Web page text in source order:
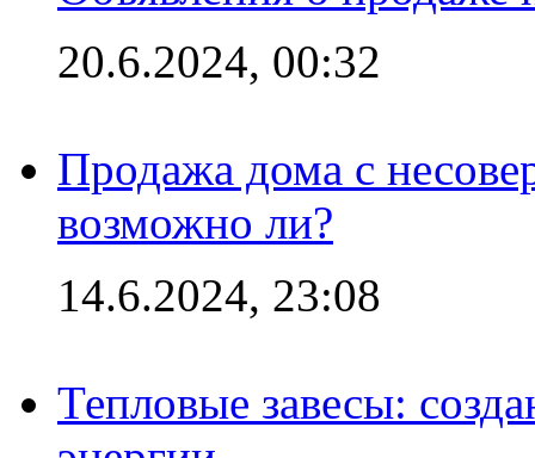
20.6.2024, 00:32
Продажа дома с
возможно ли?
14.6.2024, 23:08
Тепловые завесы: